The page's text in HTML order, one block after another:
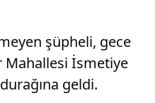
şüpheli, gece
Mahallesi İsmetiye
geldi.